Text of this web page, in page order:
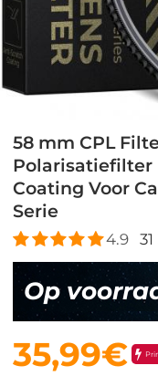
58 mm CPL
Polarisatiefilter
Coating Voor
Serie
4.9 31
Op
35,99€